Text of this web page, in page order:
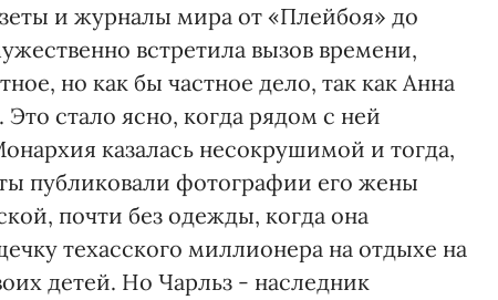
и журналы мира от «Плейбоя» до
встретила вызов времени,
но как бы частное дело, так как Анна
стало ясно, когда рядом с ней
казалась несокрушимой и тогда,
публиковали фотографии его жены
почти без одежды, когда она
техасского миллионера на отдыхе на
детей. Но Чарльз - наследник